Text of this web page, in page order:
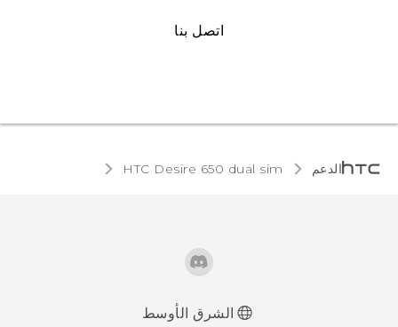
اتصل بنا
الدعم HTC Desire 650 dual sim‎
الشرق الأوسط